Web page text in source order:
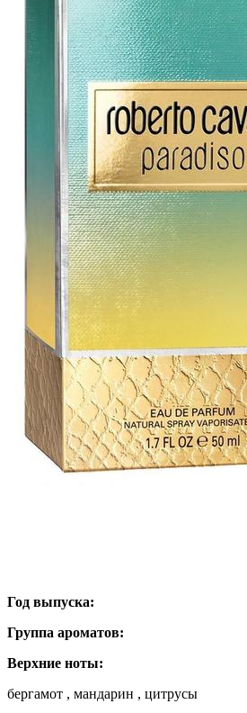
Год выпуска:
Группа ароматов:
Верхние ноты:
бергамот , мандарин , цитрусы